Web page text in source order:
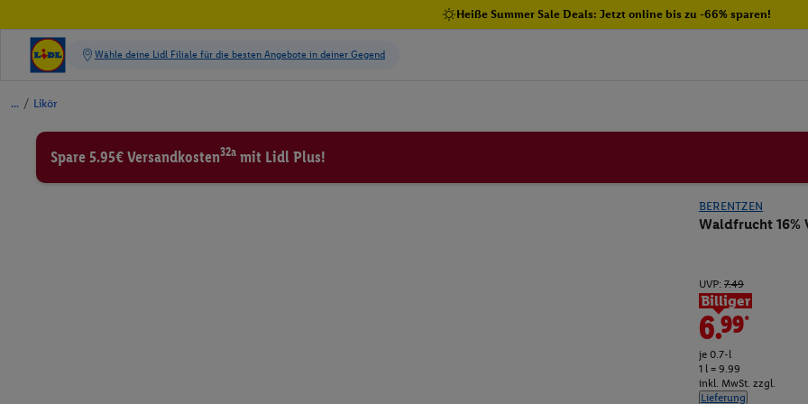
Heiße Summer Sale Deals: Jetzt online bis zu -66% sparen!
/ Likör
Spare 5.95€ Versandkosten32a mit Lidl Plus!
BERENTZEN
Waldfrucht 16%
UVP: 7.49
Billiger
6.99*
je 0.7-l
1 l = 9.99
inkl. MwSt. zzgl.
Lieferung